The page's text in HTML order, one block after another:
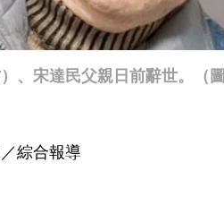
、宋達民父親日前辭世。（
綜合報導